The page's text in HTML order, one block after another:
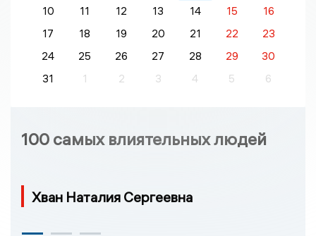
10 11 12 13 14 15
16
17
18 19 20 21 22
23
24
25 26 27 28 29
30
31
1 2 3 4 5 6
100 самых влиятельных людей
Хван Наталия Сергеевна